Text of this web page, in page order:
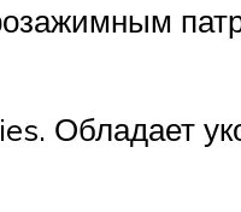
Обладает